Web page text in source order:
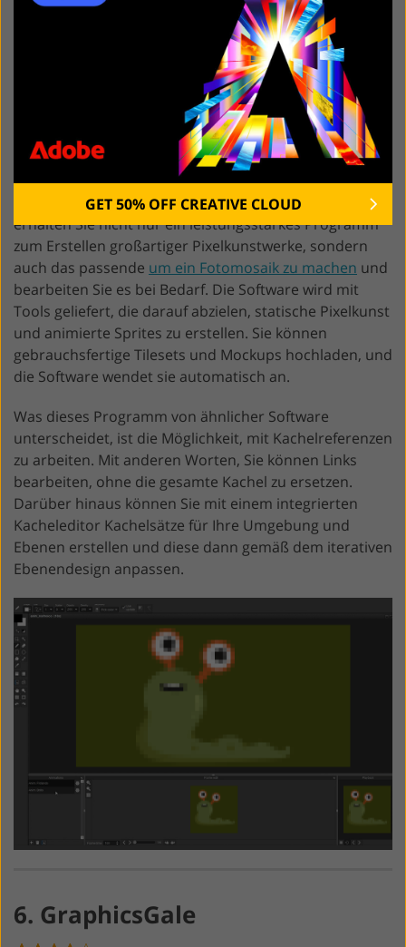
Pyxel Edit
Wenn Sie sich für Pyxel Edit entscheiden,
erhalten Sie nicht nur ein leistungsstarkes Programm
zum Erstellen großartiger Pixelkunstwerke, sondern
auch das passende um ein Fotomosaik zu machen und
bearbeiten Sie es bei Bedarf. Die Software wird mit
Tools geliefert, die darauf abzielen, statische Pixelkunst
und animierte Sprites zu erstellen. Sie können
gebrauchsfertige Tilesets und Mockups hochladen, und
die Software wendet sie automatisch an.
Was dieses Programm von ähnlicher Software
unterscheidet, ist die Möglichkeit, mit Kachelreferenzen
zu arbeiten. Mit anderen Worten, Sie können Links
bearbeiten, ohne die gesamte Kachel zu ersetzen.
Darüber hinaus können Sie mit einem integrierten
Kacheleditor Kachelsätze für Ihre Umgebung und
Ebenen erstellen und diese dann gemäß dem iterativen
Ebenendesign anpassen.
6. GraphicsGale
GET 50% OFF CREATIVE CLOUD